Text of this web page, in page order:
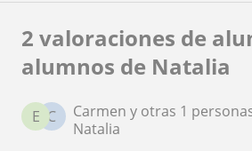
2 valoraciones de
alumnos de Natalia
C
E
Carmen y otras 1
Natalia